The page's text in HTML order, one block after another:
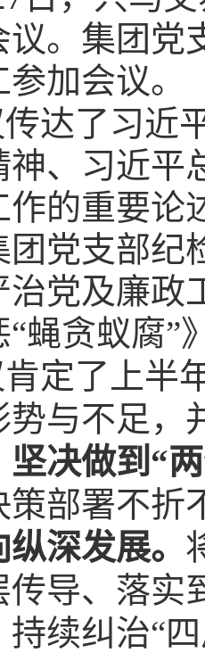
议。集团党
加会议。
达了习近
神、习近平
作的重要论
团党支部纪
治党及廉政
“蝇贪蚁腐”
肯定了上半
势与不足，
坚决做到“
策部署不折
深发展。
传导、落实
持续纠治“